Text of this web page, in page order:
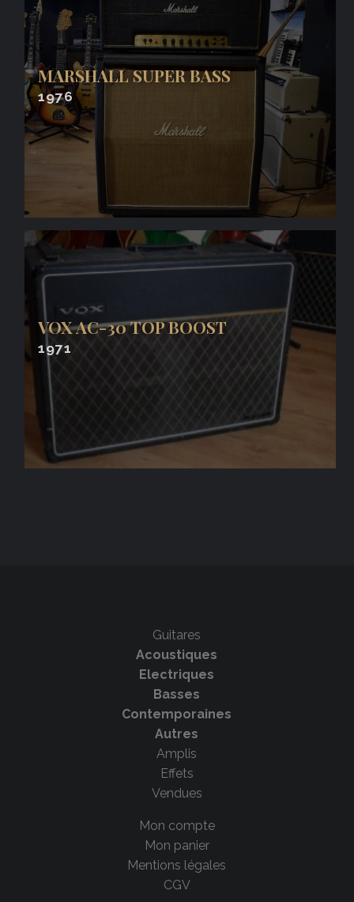
MARSHALL SUPER BASS
1976
VOX AC-30 TOP BOOST
1971
Guitares
Acoustiques
Electriques
Basses
Contemporaines
Autres
Amplis
Effets
Vendues
Mon compte
Mon panier
Mentions légales
CGV